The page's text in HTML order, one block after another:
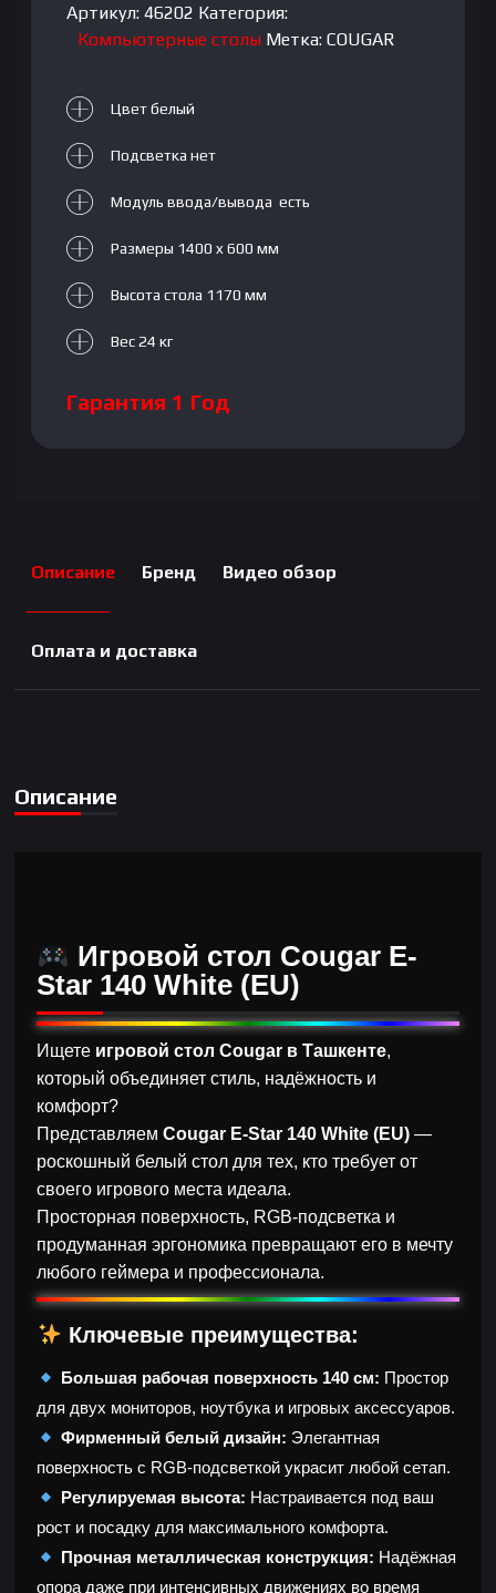
Артикул:46202 Категория:
Компьютерные столы Метка:COUGAR
Цвет белый
Подсветка нет
Модуль ввода/вывода есть
Размеры 1400 x 600 мм
Высота стола 1170 мм
Вес 24 кг
Гарантия 1 Год
Описание Бренд Видео обзор
Оплата и доставка
Описание
Игровой стол Cougar E-
Star 140 White (EU)
Ищете игровой стол Cougar в Ташкенте,
который объединяет стиль, надёжность и
комфорт?
ПредставляемCougar E-Star 140 White (EU) —
роскошный белый стол для тех, кто требует от
своего игрового места идеала.
Просторная поверхность, RGB-подсветка и
продуманная эргономика превращают его в мечту
любого геймера и профессионала.
Ключевые преимущества:
Большая рабочая поверхность 140 см: Простор
для двух мониторов, ноутбука и игровых аксессуаров.
Фирменный белый дизайн: Элегантная
поверхность с RGB-подсветкой украсит любой сетап.
Регулируемая высота: Настраивается под ваш
рост и посадку для максимального комфорта.
Прочная металлическая конструкция: Надёжная
опора даже при интенсивных движениях во время